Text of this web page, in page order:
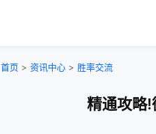
首页 > 资讯中心 > 胜率交流
精通攻略!